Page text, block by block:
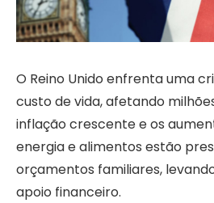
O Reino Unido enfrenta uma
custo de vida, afetando
inflação crescente e os
energia e alimentos estão
orçamentos familiares,
apoio financeiro.